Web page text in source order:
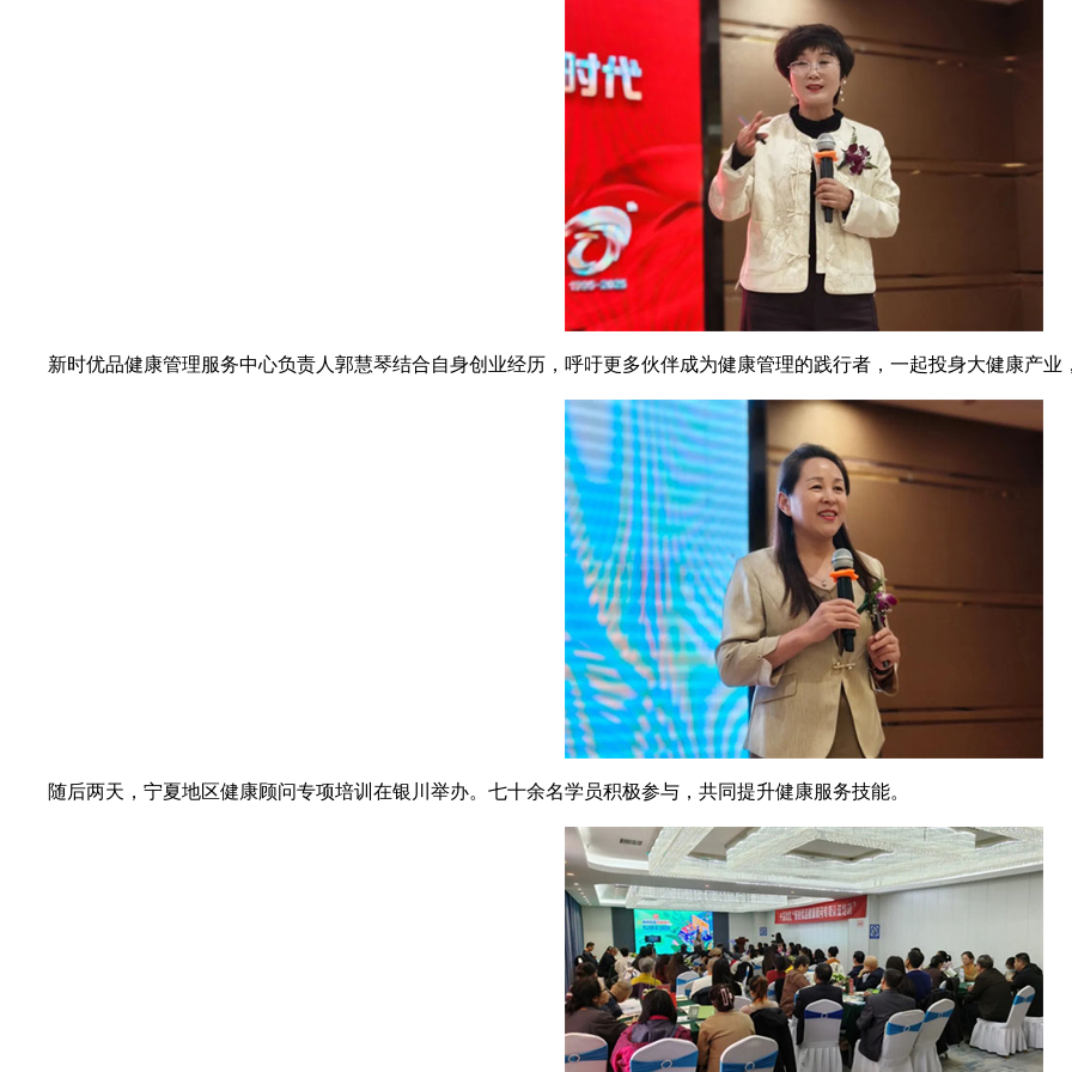
新时优品健康管理服务中心负责人郭慧琴结合自身创业经历，呼吁更多伙伴成为健康管理的践行者，一起投身大健康产业
随后两天，宁夏地区健康顾问专项培训在银川举办。七十余名学员积极参与，共同提升健康服务技能。